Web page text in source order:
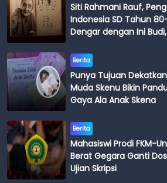
Siti Rahmani Rauf,
Indonesia SD Tahun
Dengar dengan Ini
Berita
Punya Tujuan
Muda Skenu Bikin
Gaya Ala Anak Skena
Berita
Mahasiswi Prodi FKM-
Berat Gegara Ganti
Ujian Skripsi